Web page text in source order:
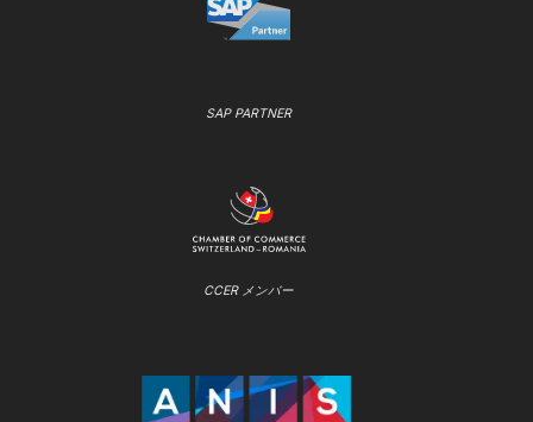
SAP PARTNER
CCER メンバー